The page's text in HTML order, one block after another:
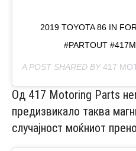
2019 TOYOTA 86 IN
#PARTOUT
A POST SHARED BY417
Од 417 Motoring Parts
предизвикало таква
случајност моќниот